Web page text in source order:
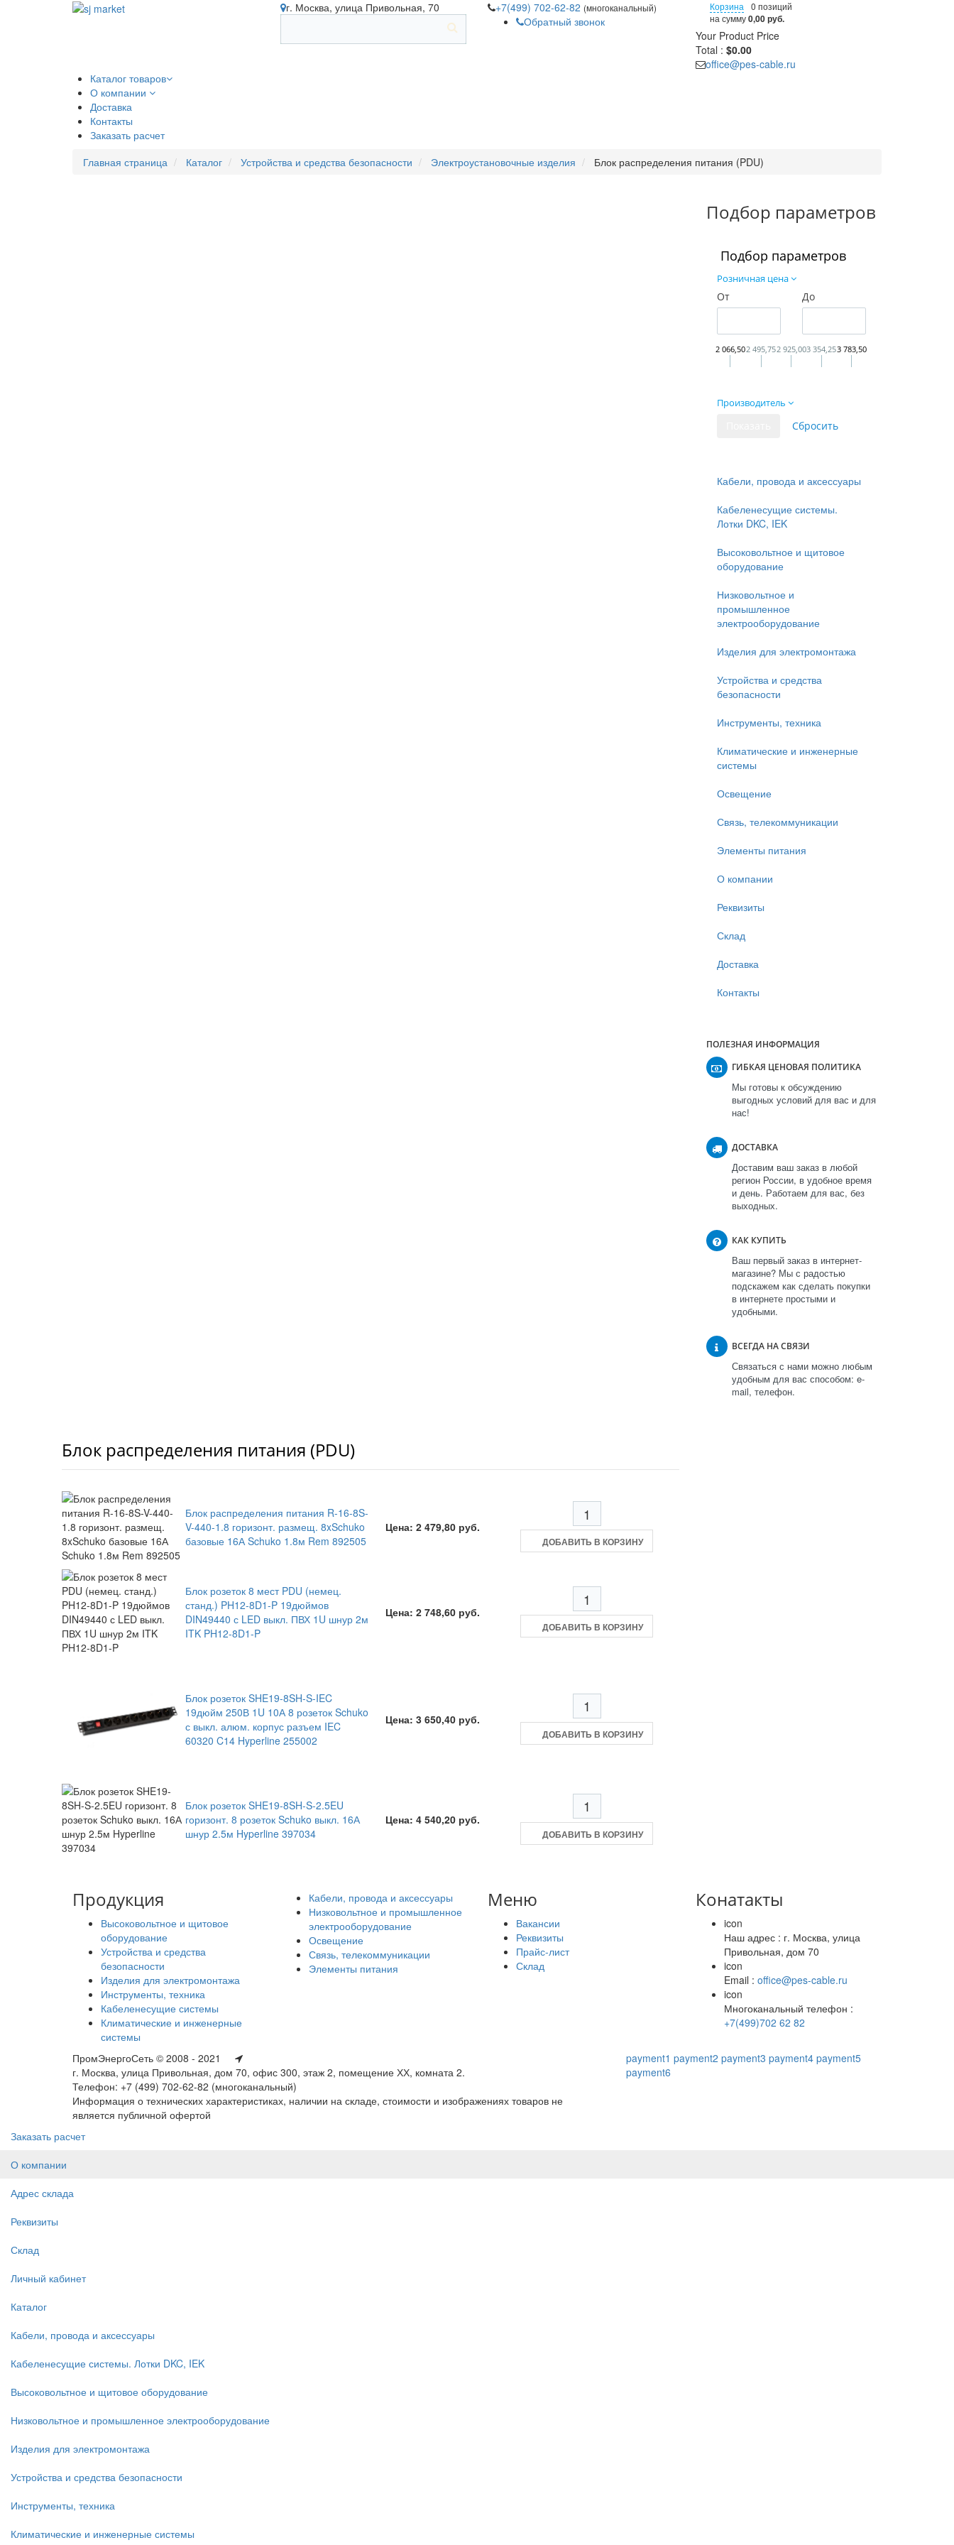
г. Москва, улица Привольная, 70 +7(499) 702-62-82 (многоканальный)
Обратный звонок
Корзина
0 позиций
на сумму0,00 руб.
Your Product Price
Total : $0.00
office@pes-cable.ru
Каталог товаров
О компании
Доставка
Контакты
Заказать расчет
Главная страница
Каталог Устройства и средства безопасности Электроустановочные изделия Блок распределения питания (PDU)
Подбор параметров
Подбор параметров
Розничная цена
От До
2 066,502 495,752 925,003 354,253 783,50
Производитель
Кабели, провода и аксессуары
Кабеленесущие системы.
Лотки DKC, IEK
Высоковольтное и щитовое
оборудование
Низковольтное и
промышленное
электрооборудование
Изделия для электромонтажа
Устройства и средства
безопасности
Инструменты, техника
Климатические и инженерные
системы
Освещение
Связь, телекоммуникации
Элементы питания
О компании
Реквизиты
Склад
Доставка
Контакты
ПОЛЕЗНАЯ ИНФОРМАЦИЯ
ГИБКАЯ ЦЕНОВАЯ ПОЛИТИКА
Мы готовы к обсуждению
выгодных условий для вас и для
нас!
ДОСТАВКА
Доставим ваш заказ в любой
регион России, в удобное время
и день. Работаем для вас, без
выходных.
КАК КУПИТЬ
Ваш первый заказ в интернет-
магазине? Мы с радостью
подскажем как сделать покупки
в интернете простыми и
удобными.
ВСЕГДА НА СВЯЗИ
Связаться с нами можно любым
удобным для вас способом: e-
mail, телефон.
Блок распределения питания (PDU)
Блок распределения питания R-16-8S-
V-440-1.8 горизонт. размещ. 8xSchuko
базовые 16А Schuko 1.8м Rem 892505
Цена: 2 479,80 руб.
ДОБАВИТЬ В КОРЗИНУ
Блок розеток 8 мест PDU (немец.
станд.) PH12-8D1-P 19дюймов
DIN49440 с LED выкл. ПВХ 1U шнур 2м
ITK PH12-8D1-P
Цена: 2 748,60 руб.
ДОБАВИТЬ В КОРЗИНУ
Блок розеток SHE19-8SH-S-IEC
19дюйм 250В 1U 10А 8 розеток Schuko
с выкл. алюм. корпус разъем IEC
60320 C14 Hyperline 255002
Цена: 3 650,40 руб.
ДОБАВИТЬ В КОРЗИНУ
Блок розеток SHE19-8SH-S-2.5EU
горизонт. 8 розеток Schuko выкл. 16А
шнур 2.5м Hyperline 397034
Цена: 4 540,20 руб.
ДОБАВИТЬ В КОРЗИНУ
Продукция
Высоковольтное и щитовое
оборудование
Устройства и средства
безопасности
Изделия для электромонтажа
Инструменты, техника
Кабеленесущие системы
Климатические и инженерные
системы
Кабели, провода и аксессуары
Низковольтное и промышленное
электрооборудование
Освещение
Связь, телекоммуникации
Элементы питания
Меню
Вакансии
Реквизиты
Прайс-лист
Склад
Конатакты
icon
Наш адрес : г. Москва, улица
Привольная, дом 70
icon
Email : office@pes-cable.ru
icon
Многоканальный телефон :
+7(499)702 62 82
ПромЭнергоСеть © 2008 - 2021
г. Москва, улица Привольная, дом 70, офис 300, этаж 2, помещение ХХ, комната 2.
Телефон: +7 (499) 702-62-82 (многоканальный)
Информация о технических характеристиках, наличии на складе, стоимости и изображениях товаров не
является публичной офертой
payment1 payment2 payment3 payment4 payment5
payment6
Заказать расчет
О компании
Адрес склада
Реквизиты
Склад
Личный кабинет
Каталог
Кабели, провода и аксессуары
Кабеленесущие системы. Лотки DKC, IEK
Высоковольтное и щитовое оборудование
Низковольтное и промышленное электрооборудование
Изделия для электромонтажа
Устройства и средства безопасности
Инструменты, техника
Климатические и инженерные системы